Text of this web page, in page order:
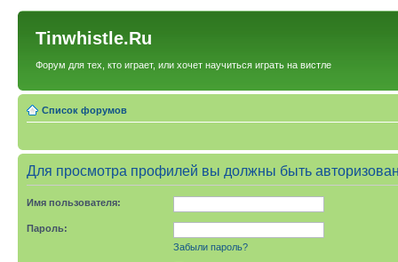
Tinwhistle.Ru
Форум для тех, кто играет, или хочет научиться играть на вистле
Список форумов
Для просмотра профилей вы должны быть
Имя пользователя:
Пароль:
Забыли пароль?